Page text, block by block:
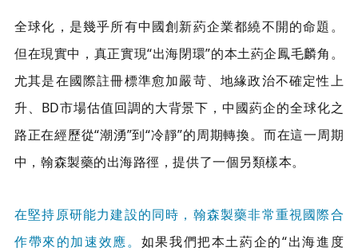
全球化，是幾乎所有中國創新葯企業都繞不開的命題。
但在現實中，真正實現“出海閉環”的本土葯企鳳毛麟角。
尤其是在國際註冊標準愈加嚴苛、地緣政治不確定性上
升、BD市場估值回調的大背景下，中國葯企的全球化之
路正在經歷從“潮湧”到“冷靜”的周期轉換。而在這一周期
中，翰森製藥的出海路徑，提供了一個另類樣本。
在堅持原研能力建設的同時，翰森製藥非常重視國際合
作帶來的加速效應。 如果我們把本土葯企的“出海進度